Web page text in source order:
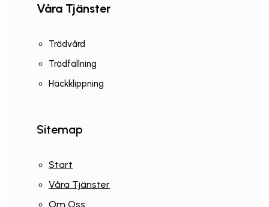
Våra Tjänster
Trädvård
Trädfällning
Häckklippning
Sitemap
Start
Våra Tjänster
Om Oss